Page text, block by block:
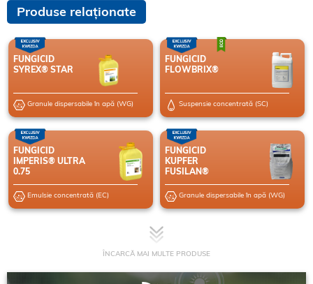
Produse relaționate
FUNGICID
SYREX® STAR
Granule dispersabile în apă (WG)
FUNGICID
FLOWBRIX®
Suspensie concentrată (SC)
FUNGICID
IMPERIS® ULTRA
0.75
Emulsie concentrată (EC)
FUNGICID
KUPFER
FUSILAN®
Granule dispersabile în apă (WG)
ÎNCARCĂ MAI MULTE PRODUSE